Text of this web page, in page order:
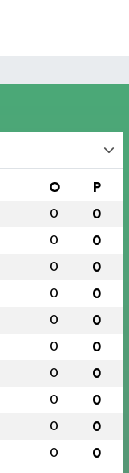
O P
0 0
0 0
0 0
0 0
0 0
0 0
0 0
0 0
0 0
0 0